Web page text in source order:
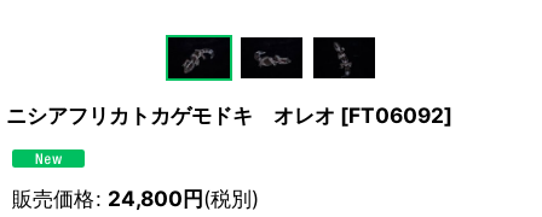
ニシアフリカトカゲモドキ オレオ [FT06092]
販売価格: 24,800円(税別)